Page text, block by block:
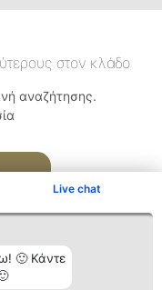
Live chat
🙂 Κάντε
στον κλάδο
αναζήτησης.